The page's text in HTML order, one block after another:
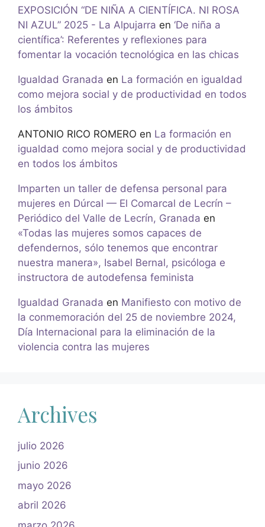
EXPOSICIÓN “DE NIÑA A CIENTÍFICA. NI ROSA
NI AZUL” 2025 - La Alpujarra en ‘De niña a
científica’: Referentes y reflexiones para
fomentar la vocación tecnológica en las chicas
Igualdad Granada en La formación en igualdad
como mejora social y de productividad en todos
los ámbitos
ANTONIO RICO ROMERO en La formación en
igualdad como mejora social y de productividad
en todos los ámbitos
Imparten un taller de defensa personal para
mujeres en Dúrcal — El Comarcal de Lecrín –
Periódico del Valle de Lecrín, Granada en
«Todas las mujeres somos capaces de
defendernos, sólo tenemos que encontrar
nuestra manera», Isabel Bernal, psicóloga e
instructora de autodefensa feminista
Igualdad Granada en Manifiesto con motivo de
la conmemoración del 25 de noviembre 2024,
Día Internacional para la eliminación de la
violencia contra las mujeres
Archives
julio 2026
junio 2026
mayo 2026
abril 2026